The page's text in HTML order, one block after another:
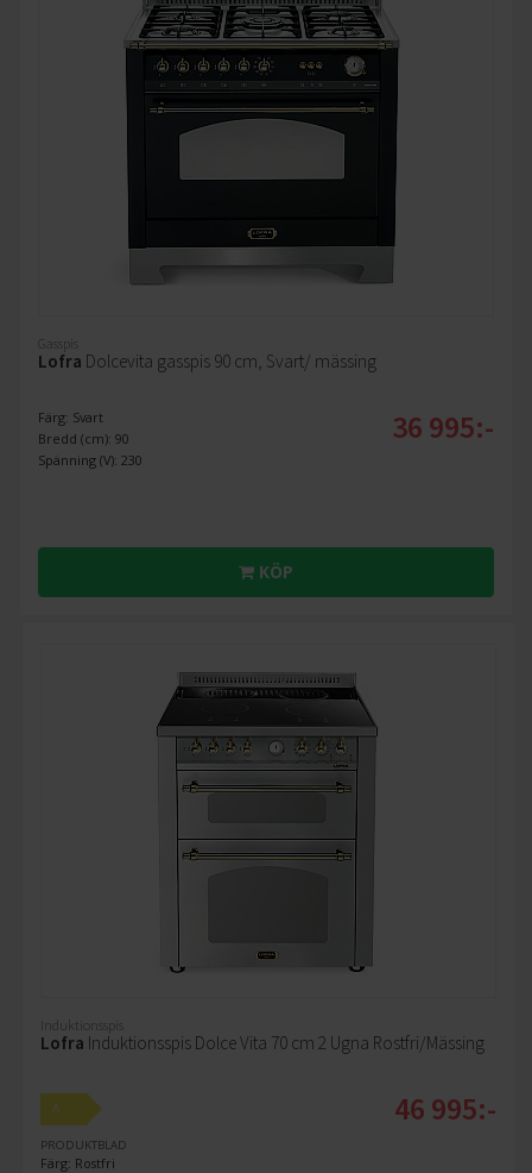
Gasspis
Lofra Dolcevita gasspis 90 cm, Svart/ mässing
Färg: Svart
Bredd (cm): 90
Spänning (V): 230
36 995:-
KÖP
Induktionsspis
Lofra Induktionsspis Dolce Vita 70 cm 2 Ugna Rostfri/Mässing
A
PRODUKTBLAD
Färg: Rostfri
46 995:-